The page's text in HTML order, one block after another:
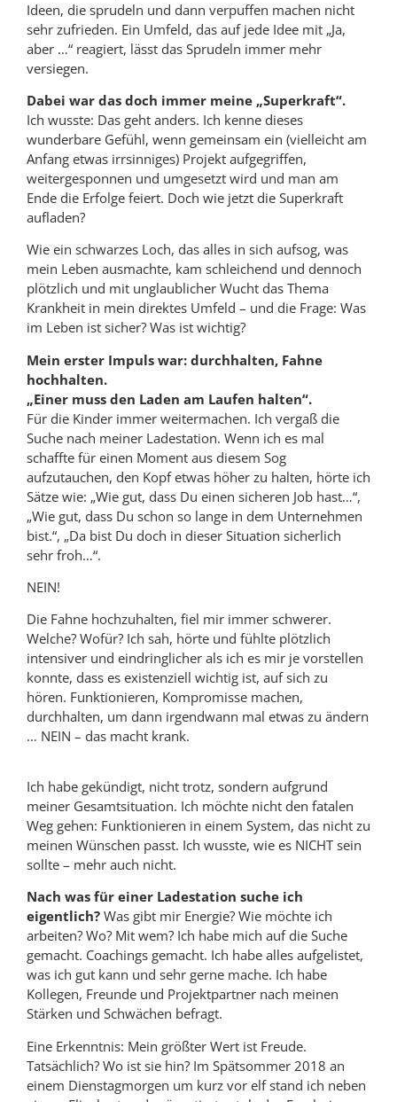
Ideen, die sprudeln und dann verpuffen machen nicht
sehr zufrieden. Ein Umfeld, das auf jede Idee mit „Ja,
aber …“ reagiert, lässt das Sprudeln immer mehr
versiegen.
Dabei war das doch immer meine „Superkraft“.
Ich wusste: Das geht anders. Ich kenne dieses
wunderbare Gefühl, wenn gemeinsam ein (vielleicht am
Anfang etwas irrsinniges) Projekt aufgegriffen,
weitergesponnen und umgesetzt wird und man am
Ende die Erfolge feiert. Doch wie jetzt die Superkraft
aufladen?
Wie ein schwarzes Loch, das alles in sich aufsog, was
mein Leben ausmachte, kam schleichend und dennoch
plötzlich und mit unglaublicher Wucht das Thema
Krankheit in mein direktes Umfeld – und die Frage: Was
im Leben ist sicher? Was ist wichtig?
Mein erster Impuls war: durchhalten, Fahne
hochhalten.
„Einer muss den Laden am Laufen halten“.
Für die Kinder immer weitermachen. Ich vergaß die
Suche nach meiner Ladestation. Wenn ich es mal
schaffte für einen Moment aus diesem Sog
aufzutauchen, den Kopf etwas höher zu halten, hörte ich
Sätze wie: „Wie gut, dass Du einen sicheren Job hast…“,
„Wie gut, dass Du schon so lange in dem Unternehmen
bist.“, „Da bist Du doch in dieser Situation sicherlich
sehr froh…“.
NEIN!
Die Fahne hochzuhalten, fiel mir immer schwerer.
Welche? Wofür? Ich sah, hörte und fühlte plötzlich
intensiver und eindringlicher als ich es mir je vorstellen
konnte, dass es existenziell wichtig ist, auf sich zu
hören. Funktionieren, Kompromisse machen,
durchhalten, um dann irgendwann mal etwas zu ändern
… NEIN – das macht krank.
Ich habe gekündigt, nicht trotz, sondern aufgrund
meiner Gesamtsituation. Ich möchte nicht den fatalen
Weg gehen: Funktionieren in einem System, das nicht zu
meinen Wünschen passt. Ich wusste, wie es NICHT sein
sollte – mehr auch nicht.
Nach was für einer Ladestation suche ich
eigentlich? Was gibt mir Energie? Wie möchte ich
arbeiten? Wo? Mit wem? Ich habe mich auf die Suche
gemacht. Coachings gemacht. Ich habe alles aufgelistet,
was ich gut kann und sehr gerne mache. Ich habe
Kollegen, Freunde und Projektpartner nach meinen
Stärken und Schwächen befragt.
Eine Erkenntnis: Mein größter Wert ist Freude.
Tatsächlich? Wo ist sie hin? Im Spätsommer 2018 an
einem Dienstagmorgen um kurz vor elf stand ich neben